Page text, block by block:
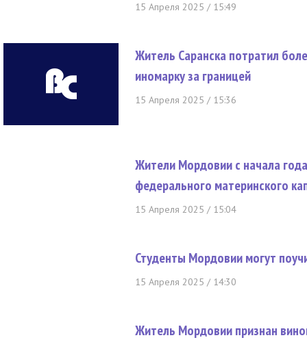
15 Апреля 2025 / 15:49
Житель Саранска потратил
иномарку за границей
15 Апреля 2025 / 15:36
Жители Мордовии с начала
федерального материнского
15 Апреля 2025 / 15:04
Студенты Мордовии могут
15 Апреля 2025 / 14:30
Житель Мордовии признан